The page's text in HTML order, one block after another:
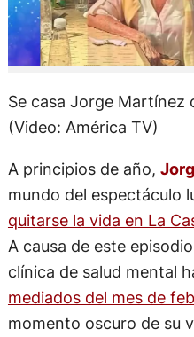
Se casa Jorge Martínez
(Video: América TV)
A principios de año,
mundo del espectáculo
quitarse la vida en La
A causa de este
clínica de salud mental
mediados del mes de
momento oscuro de su